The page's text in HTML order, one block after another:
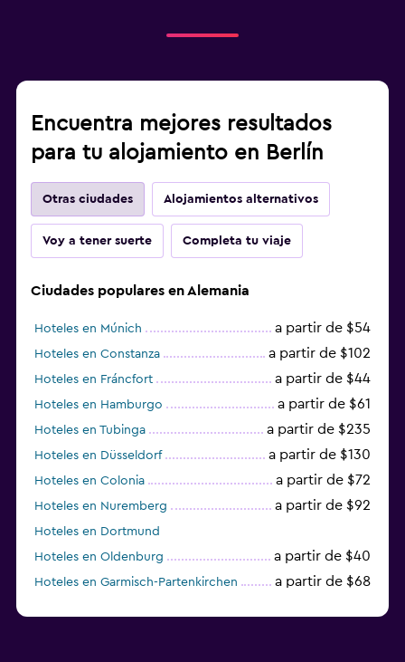
Encuentra mejores resultados
para tu alojamiento en Berlín
Otras ciudades Alojamientos alternativos
Voy a tener suerte Completa tu viaje
Ciudades populares en Alemania
Hoteles en Múnich a partir de $54
Hoteles en Constanza a partir de $102
Hoteles en Fráncfort a partir de $44
Hoteles en Hamburgo a partir de $61
Hoteles en Tubinga a partir de $235
Hoteles en Düsseldorf a partir de $130
Hoteles en Colonia a partir de $72
Hoteles en Nuremberg a partir de $92
Hoteles en Dortmund
Hoteles en Oldenburg
a partir de $40
Hoteles en Garmisch-Partenkirchen a partir de $68